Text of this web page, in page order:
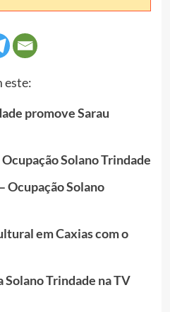
este:
promove Sarau
Solano Trindade
Ocupação Solano
em Caxias com o
Trindade na TV